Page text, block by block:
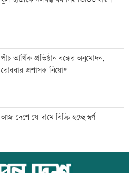
হাসিনার নির্দেশে সালাহউদ্দিন আহমদকে গুম
করা হয়: তদন্ত
তরুণদের নেতৃত্বেই প্রযুক্তিনির্ভর উন্নয়ন হবে:
তথ্যপ্রযুক্তিমন্ত্রী
লক্ষ্মীপুর জেলা প্রশাসনের ১৪ কর্মকর্তা-
পাঁচ আর্থিক প্রতিষ্ঠান বন্ধের অনুমোদন,
রোববার প্রশাসক নিয়োগ
আজ দেশে যে দামে বিক্রি হচ্ছে স্বর্ণ